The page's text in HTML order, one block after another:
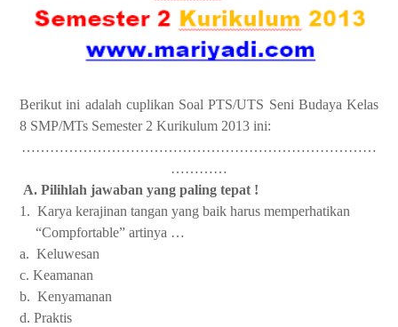
Berikut ini adalah cuplikan Soal PTS/UTS Seni Budaya Kelas
8 SMP/MTs Semester 2 Kurikulum 2013 ini:
…………………………………………………………………
…………
A. Pilihlah jawaban yang paling tepat !
1. Karya kerajinan tangan yang baik harus memperhatikan
“Compfortable” artinya …
a. Keluwesan
c. Keamanan
b. Kenyamanan
d. Praktis